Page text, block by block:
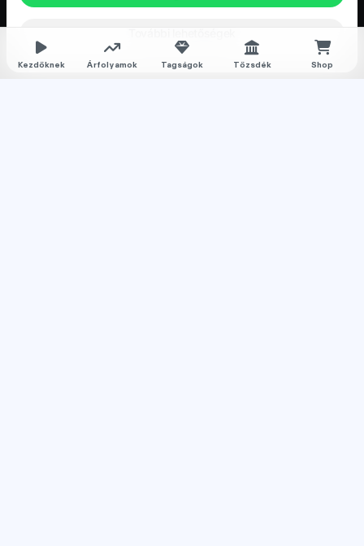
Kezdőknek Árfolyamok Tagságok Tőzsdék Shop
Árfolyamok
Rólunk